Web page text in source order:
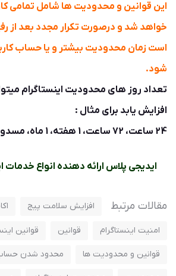
این قوانین و محدودیت ها شامل تمامی
خواهد شد و درصورت تکرار مجدد بعد از
است زمان محدودیت بیشتر و یا حساب
شود.
تعداد روز های محدودیت اینستاگرام
افزایش یابد برای مثال :
24 ساعت، 72 ساعت، 1 هفته، 1 ماه، مسدودیت دائمی
ایدیجی پلاس ارائه دهنده انواع خدمات
مقالات مرتبط افزایش سلامت پیج
امنیت اینستاگرام قوانین قوانین
قوانین و محدودیت ها محدود شدن حساب